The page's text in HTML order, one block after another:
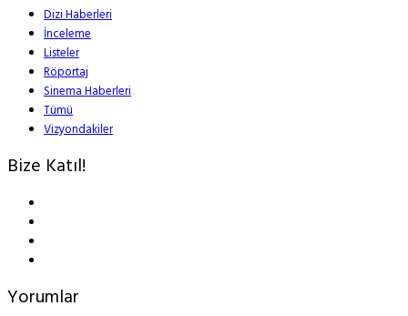
Dizi Haberleri
İnceleme
Listeler
Röportaj
Sinema Haberleri
Tümü
Vizyondakiler
Bize Katıl!
Yorumlar